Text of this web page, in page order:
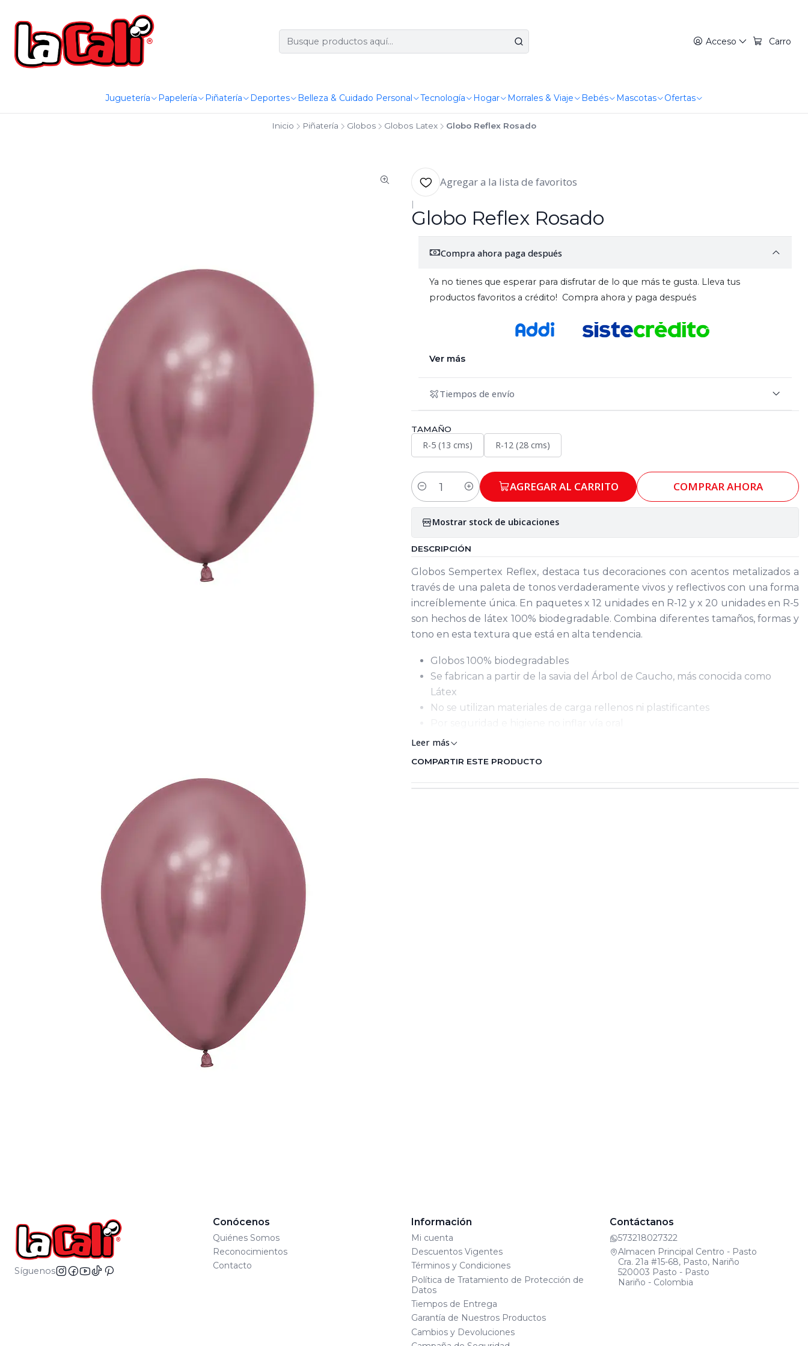
Acceso Carro
Juguetería Papelería Piñatería Deportes Belleza & Cuidado Personal Tecnología Hogar Morrales & Viaje Bebés Mascotas Ofertas
Inicio Piñatería Globos Globos Latex Globo Reflex Rosado
Agregar a la lista de favoritos
|
Globo Reflex Rosado
Compra ahora paga después
Ya no tienes que esperar para disfrutar de lo que más te gusta. Lleva tus
productos favoritos a crédito! Compra ahora y paga después
Ver más
Tiempos de envío
TAMAÑO
R-5 (13 cms) R-12 (28 cms)
Cantidad AGREGAR AL CARRITO COMPRAR AHORA
Mostrar stock de ubicaciones
DESCRIPCIÓN
Globos Sempertex Reflex, destaca tus decoraciones con acentos metalizados a
través de una paleta de tonos verdaderamente vivos y reflectivos con una forma
increíblemente única. En paquetes x 12 unidades en R-12 y x 20 unidades en R-5
son hechos de látex 100% biodegradable. Combina diferentes tamaños, formas y
tono en esta textura que está en alta tendencia.
Globos 100% biodegradables
Se fabrican a partir de la savia del Árbol de Caucho, más conocida como
Látex
No se utilizan materiales de carga rellenos ni plastificantes
Leer más
COMPARTIR ESTE PRODUCTO
Síguenos
Conócenos
Quiénes Somos
Reconocimientos
Contacto
Información
Mi cuenta
Descuentos Vigentes
Términos y Condiciones
Política de Tratamiento de Protección de
Datos
Tiempos de Entrega
Garantía de Nuestros Productos
Cambios y Devoluciones
Contáctanos
573218027322
Almacen Principal Centro - Pasto
Cra. 21a #15-68, Pasto, Nariño
520003 Pasto - Pasto
Nariño - Colombia